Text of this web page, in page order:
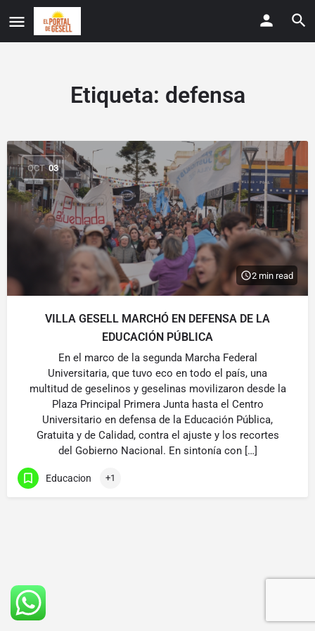
Etiqueta: defensa
OCT 03
2 min read
VILLA GESELL MARCHÓ EN DEFENSA DE LA
EDUCACIÓN PÚBLICA
En el marco de la segunda Marcha Federal
Universitaria, que tuvo eco en todo el país, una
multitud de geselinos y geselinas movilizaron desde la
Plaza Principal Primera Junta hasta el Centro
Universitario en defensa de la Educación Pública,
Gratuita y de Calidad, contra el ajuste y los recortes
del Gobierno Nacional. En sintonía con […]
Educacion +1